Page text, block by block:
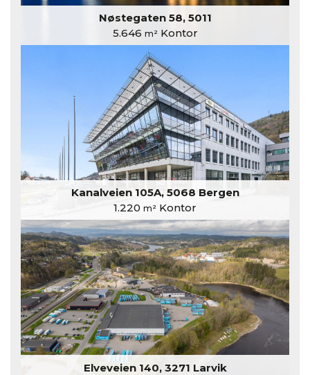
Nøstegaten 58, 5011
5.646 m²Kontor
Kanalveien 105A, 5068 Bergen
1.220 m² Kontor
Elveveien 140, 3271 Larvik